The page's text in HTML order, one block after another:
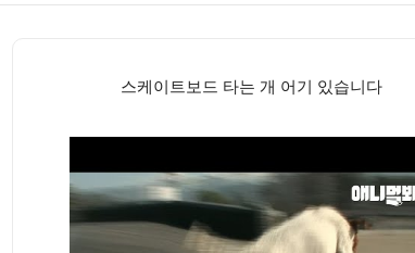
스케이트보드 타는 개 어기 있습니다